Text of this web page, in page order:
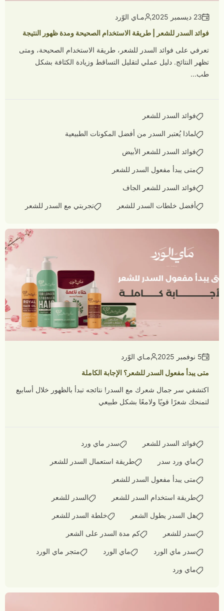
23 ديسمبر 2025
مـاي الوّرد
فوائد السدر للشعر | طريقة الاستخدام الصحيحة ومدة ظهور النتيجة
تعرفي على فوائد السدر للشعر، طريقة الاستخدام الصحيحة، ومتى
تظهر النتائج. دليل عملي لتقليل التساقط وزيادة الكثافة بشكل
طب...
فوائد السدر للشعر
لماذا يُعتبر السدر من أفضل المكونات الطبيعية
فوائد السدر للشعر الأبيض
متى يبدأ مفعول السدر للشعر
فوائد السدر للشعر الجاف
أفضل خلطات السدر للشعر تجربتي مع السدر للشعر
5 نوفمبر 2025
مـاي الوّرد
متى يبدأ مفعول السدر للشعر؟ الإجابة الكاملة
اكتشفي سر جمال شعرك مع السدر! نتائجه تبدأ بالظهور خلال أسابيع
لتمنحك شعرًا قويًا ولامعًا بشكل طبيعي
فوائد السدر للشعر سدر ماي ورد
ماي ورد سدر طريقة استعمال السدر للشعر
متى يبدأ مفعول السدر للشعر
طريقة استخدام السدر للشعر السدر للشعر
هل السدر يطول الشعر خلطة السدر للشعر
سدر للشعر كم مدة السدر على الشعر
سدر ماي الورد ماي الورد متجر ماي الورد
ماي ورد